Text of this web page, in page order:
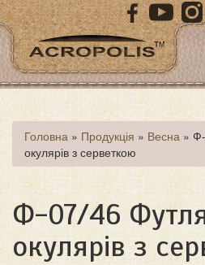
Перейти
до
основного
матеріалу
Ви
є
тут
Головна » Продукція » Весна »
окулярів з серветкою
Ф-07/46
окулярів з